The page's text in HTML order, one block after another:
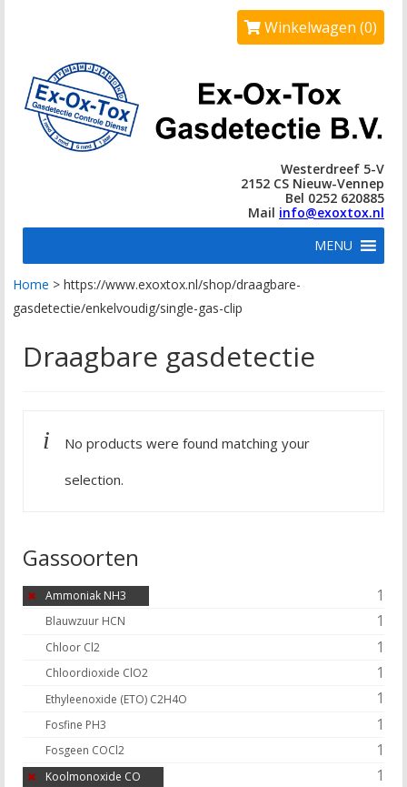
Winkelwagen (0)
Westerdreef 5-V
2152 CS Nieuw-Vennep
Bel 0252 620885
Mail info@exoxtox.nl
MENU
Home > https://www.exoxtox.nl/shop/draagbare-
gasdetectie/enkelvoudig/single-gas-clip
Draagbare gasdetectie
No products were found matching your
selection.
Gassoorten
Ammoniak NH3 1
Blauwzuur HCN 1
Chloor Cl2 1
Chloordioxide ClO2 1
Ethyleenoxide (ETO) C2H4O 1
Fosfine PH3 1
Fosgeen COCl2 1
Koolmonoxide CO 1